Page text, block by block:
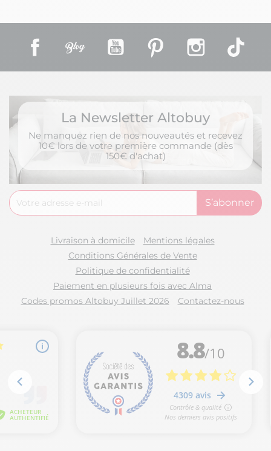
Facebook YouTube Pinterest Instagram
La Newsletter Altobuy
Ne manquez rien de nos nouveautés et recevez
10€ lors de votre première commande (dès
150€ d'achat)
Livraison à domicile
Mentions légales
Conditions Générales de Vente
Politique de confidentialité
Paiement en plusieurs fois avec Alma
Codes promos Altobuy Juillet 2026
Contactez-nous